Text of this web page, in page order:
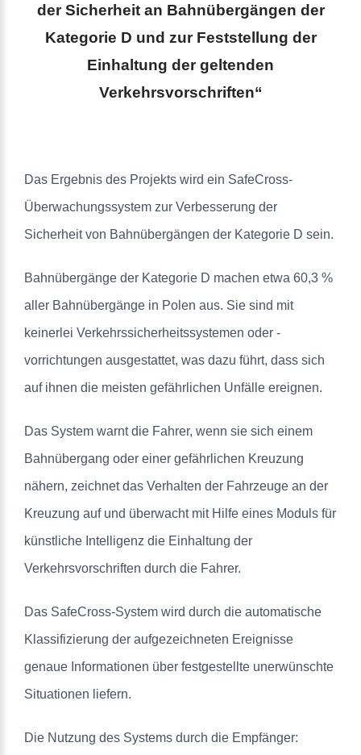
der Sicherheit an Bahnübergängen der
Kategorie D und zur Feststellung der
Einhaltung der geltenden
Verkehrsvorschriften“
Das Ergebnis des Projekts wird ein SafeCross-
Überwachungssystem zur Verbesserung der
Sicherheit von Bahnübergängen der Kategorie D sein.
Bahnübergänge der Kategorie D machen etwa 60,3 %
aller Bahnübergänge in Polen aus. Sie sind mit
keinerlei Verkehrssicherheitssystemen oder -
vorrichtungen ausgestattet, was dazu führt, dass sich
auf ihnen die meisten gefährlichen Unfälle ereignen.
Das System warnt die Fahrer, wenn sie sich einem
Bahnübergang oder einer gefährlichen Kreuzung
nähern, zeichnet das Verhalten der Fahrzeuge an der
Kreuzung auf und überwacht mit Hilfe eines Moduls für
künstliche Intelligenz die Einhaltung der
Verkehrsvorschriften durch die Fahrer.
Das SafeCross-System wird durch die automatische
Klassifizierung der aufgezeichneten Ereignisse
genaue Informationen über festgestellte unerwünschte
Situationen liefern.
Die Nutzung des Systems durch die Empfänger: